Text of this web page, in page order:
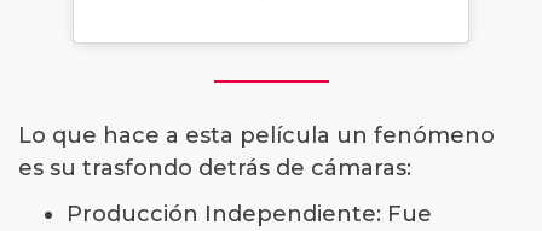
Lo que hace a esta película un fenómeno
es su trasfondo detrás de cámaras:
Producción Independiente: Fue